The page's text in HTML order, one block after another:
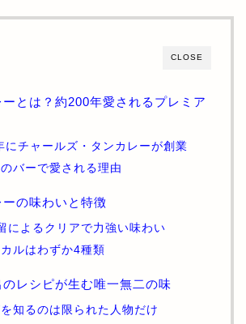
CLOSE
ーとは？約200年愛されるプレミア
にチャールズ・タンカレーが創業
バーで愛される理由
ーの味わいと特徴
によるクリアで力強い味わい
ルはわずか4種類
のレシピが生む唯一無二の味
知るのは限られた人物だけ